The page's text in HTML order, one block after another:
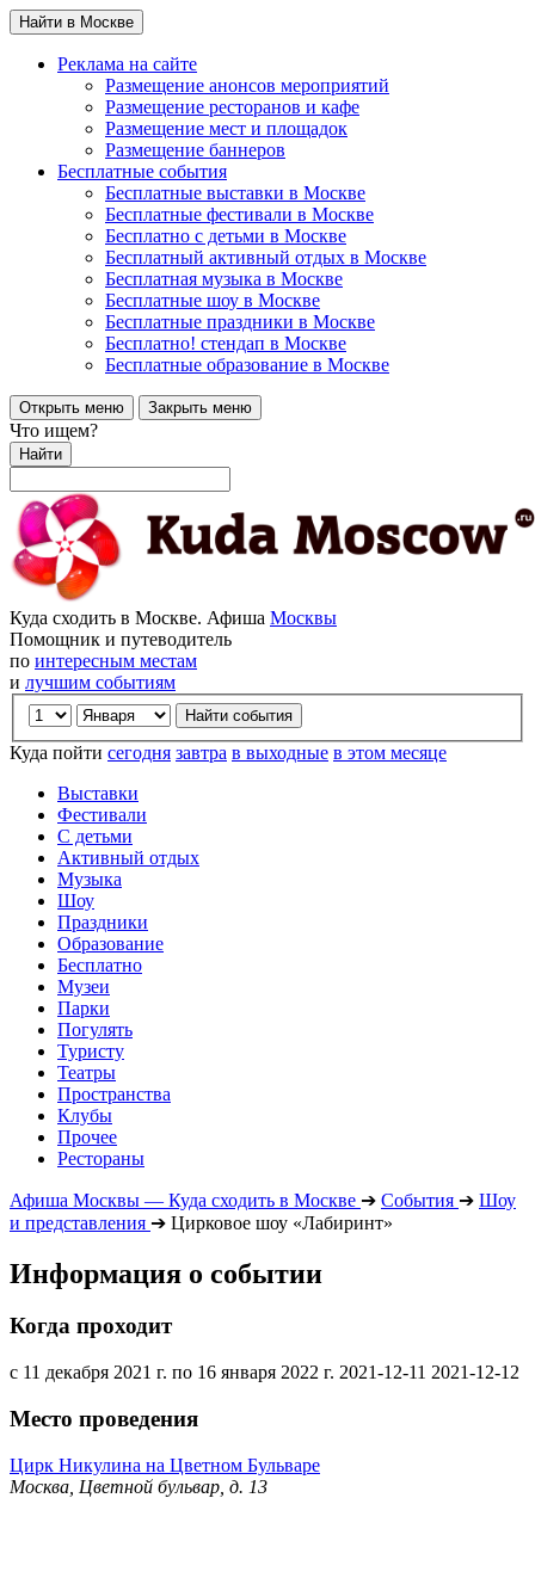
Найти в Москве
Реклама на сайте
Размещение анонсов мероприятий
Размещение ресторанов и кафе
Размещение мест и площадок
Размещение баннеров
Бесплатные события
Бесплатные выставки в Москве
Бесплатные фестивали в Москве
Бесплатно с детьми в Москве
Бесплатный активный отдых в Москве
Бесплатная музыка в Москве
Бесплатные шоу в Москве
Бесплатные праздники в Москве
Бесплатно! стендап в Москве
Бесплатные образование в Москве
Открыть меню Закрыть меню
Что ищем?
Найти
Куда сходить в Москве. Афиша Москвы
Помощник и путеводитель
по интересным местам
и лучшим событиям
Куда пойти сегодня завтра в выходные в этом месяце
Выставки
Фестивали
С детьми
Активный отдых
Музыка
Шоу
Праздники
Образование
Бесплатно
Музеи
Парки
Погулять
Туристу
Театры
Пространства
Клубы
Прочее
Рестораны
Афиша Москвы — Куда сходить в Москве ➔ События ➔ Шоу
и представления ➔ Цирковое шоу «Лабиринт»
Информация о событии
Когда проходит
с 11 декабря 2021 г. по 16 января 2022 г. 2021-12-11 2021-12-12
Место проведения
Цирк Никулина на Цветном Бульваре
Москва, Цветной бульвар, д. 13